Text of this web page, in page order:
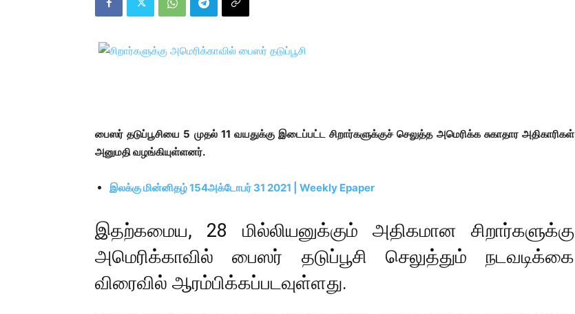
பைஸர் தடுப்பூசியை 5 முதல் 11 வயதுக்கு இடைப்பட்ட சிறார்களுக்குச் செலுத்த அமெரிக்க சுகாதார அதிகாரிகள்
அனுமதி வழங்கியுள்ளனர்.
இலக்கு மின்னிதழ் 154அக்டோபர் 31 2021 | Weekly Epaper
இதற்கமைய, 28 மில்லியனுக்கும் அதிகமான சிறார்களுக்கு
அமெரிக்காவில்பைஸர் தடுப்பூசி செலுத்தும் நடவடிக்கை
விரைவில் ஆரம்பிக்கப்படவுள்ளது.